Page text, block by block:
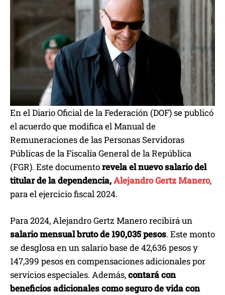
En el Diario Oficial de la Federación (DOF) se publicó
el acuerdo que modifica el Manual de
Remuneraciones de las Personas Servidoras
Públicas de la Fiscalía General de la República
(FGR). Este documentorevela el nuevo salario del
titular de la dependencia,Alejandro Gertz Manero,
para el ejercicio fiscal 2024.
Para 2024, Alejandro Gertz Manero recibirá un
salario mensual bruto de 190,035 pesos. Este monto
se desglosa en un salario base de 42,636 pesos y
147,399 pesos en compensaciones adicionales por
servicios especiales. Además,contará con
beneficios adicionales como seguro de vida con